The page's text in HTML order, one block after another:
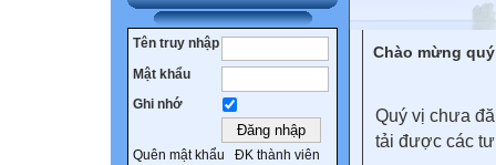
Tên truy nhập
Mật khẩu
Ghi nhớ
Quên mật khẩu ĐK thành viên
Chào mừng
Quý vị chưa
tải được các